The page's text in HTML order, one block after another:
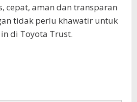
cepat, aman dan transparan
tidak perlu khawatir untuk
di Toyota Trust.